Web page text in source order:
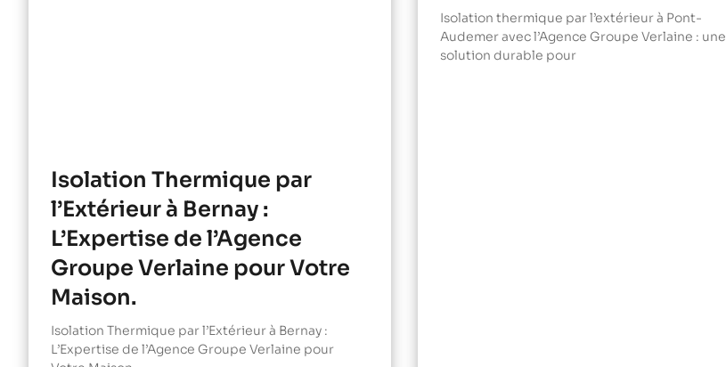
Isolation Thermique par
l’Extérieur à Bernay :
L’Expertise de l’Agence
Groupe Verlaine pour Votre
Maison.
Isolation Thermique par l’Extérieur à Bernay :
L’Expertise de l’Agence Groupe Verlaine pour
Isolation thermique par l’extérieur à Pont-
Audemer avec l’Agence Groupe Verlaine : une
solution durable pour